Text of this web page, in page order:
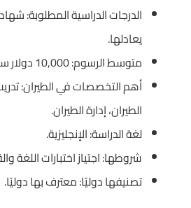
الدرجات الدراسية المطلوبة:
يعادلها.
متوسط الرسوم: 10,000 دولار سنويًا.
أهم التخصصات في الطيران:
الطيران، إدارة الطيران.
لغة الدراسة: الإنجليزية.
شروطها: اجتياز اختبارات اللغة
تصنيفها دوليًا: معترف بها دوليًا.